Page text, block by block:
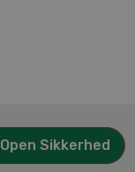
Open Sikkerhed